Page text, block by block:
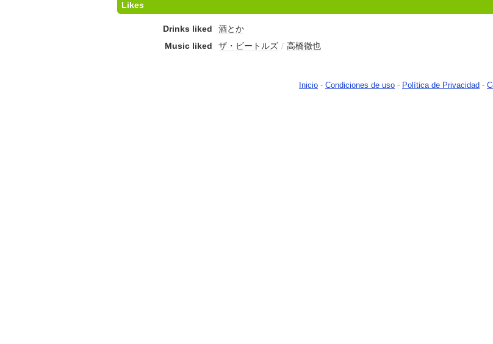
Likes
Drinks liked
酒とか
Music liked
ザ・ビートルズ / 高橋徹也
Inicio - Condiciones de uso - Política de Privacidad -